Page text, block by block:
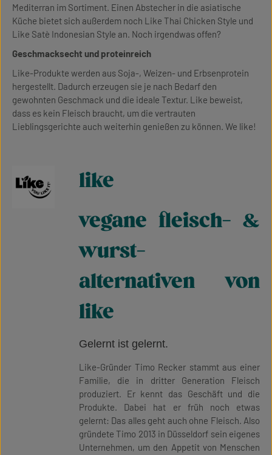
Mediterran im Sortiment. Einen Abstecher in die asiatische
Küche bietet sich außerdem noch Like Thai Chicken Style und
Like Satè Indonesian Style an. Noch irgendwas offen?
Geschmacksecht und proteinreich
Like-Produkte werden aus Soja-, Weizen- und Erbsenprotein
hergestellt. Dadurch erzeugen sie je nach Bedarf den
gewohnten Geschmack und die ideale Textur. Like beweist,
dass es kein Fleisch braucht, um die vertrauten
Lieblingsgerichte auch weiterhin genießen zu können. We like!
like
vegane fleisch- &
wurst-
alternativen von
like
Gelernt ist gelernt.
Like-Gründer Timo Recker stammt aus einer
Familie, die in dritter Generation Fleisch
produziert. Er kennt das Geschäft und die
Produkte. Dabei hat er früh noch etwas
gelernt: Das alles geht auch ohne Fleisch. Also
gründete Timo 2013 in Düsseldorf sein eigenes
Unternehmen, um den Appetit von Menschen